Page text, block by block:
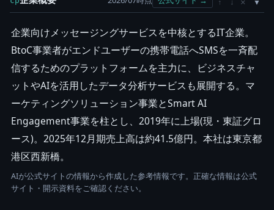
企業向けメッセージングサービスを中核とするIT企業。
BtoC事業者がエンドユーザーの携帯電話へSMSを一斉配
信するためのプラットフォームを主力に、ビジネスチャ
ットやAIを活用したデータ分析サービスも展開する。マ
ーケティングソリューション事業とSmart AI
Engagement事業を柱とし、2019年に上場(現・東証グロ
ース)。2025年12月期売上高は約41.5億円。本社は東京都
港区西新橋。
AIが公式サイトの情報から作成した参考情報です。正確な情報は公式
サイト・開示資料をご確認ください。